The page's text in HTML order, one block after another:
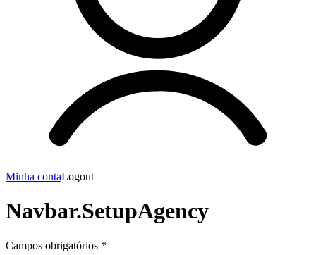
Minha contaLogout
Navbar.SetupAgency
Campos obrigatórios *